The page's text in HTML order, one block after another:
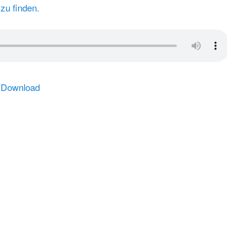
finden.
Download